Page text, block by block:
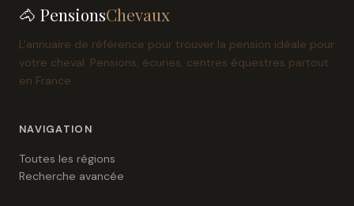
🐴 PensionsChevaux
L'annuaire de référence pour trouver la pension idéale pour
votre cheval. Pensions, écuries, centres équestres partout
en France.
NAVIGATION
Toutes les régions
Recherche avancée